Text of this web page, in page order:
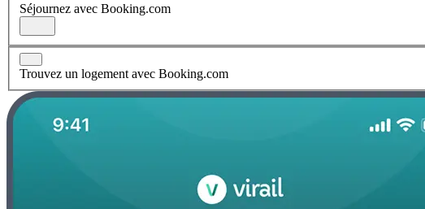
Séjournez avec Booking.com
Trouvez un logement avec Booking.com